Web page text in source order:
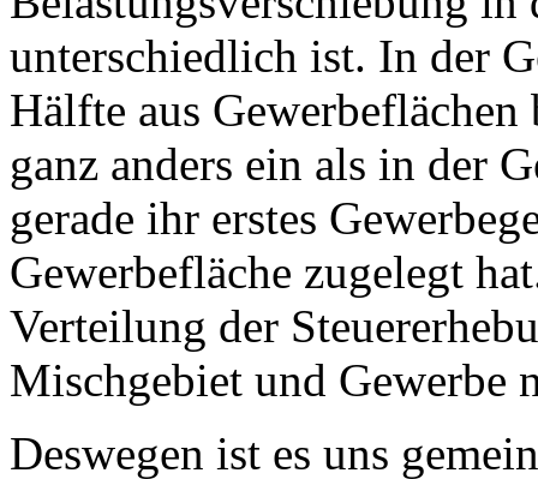
unterschiedlich ist. In der
Hälfte aus
ganz anders ein als in der
gerade ihr erstes
Gewerbefläche zugelegt
Verteilung der
Mischgebiet und Gewerbe
Deswegen ist es uns